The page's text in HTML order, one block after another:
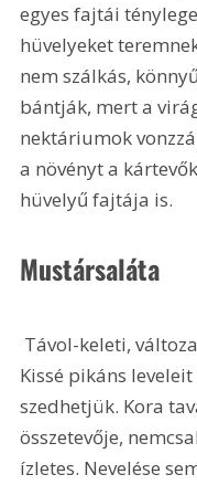
egyes fajtái
hüvelyeket
nem szálkás,
bántják, mert a
nektáriumok
a növényt a
hüvelyű fajtája is.
Mustársaláta
Kissé pikáns
szedhetjük. Kora
összetevője,
ízletes. Nevelése